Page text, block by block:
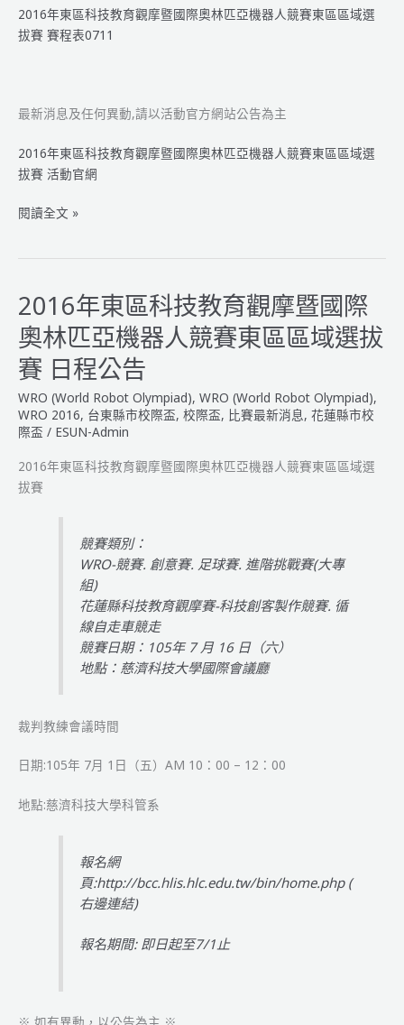
得
獎
公
告
2016年東區科技教育觀摩暨國際奧林匹亞機器人競賽東區區域選
拔賽 賽程表0711
最新消息及任何異動,請以活動官方網站公告為主
2016年東區科技教育觀摩暨國際奧林匹亞機器人競賽東區區域選
拔賽 活動官網
2016
科
技
教
育
觀
摩
暨
國
際
奧
單
賽
表
閱讀全文 »
2016年東區科技教育觀摩暨國際
奧林匹亞機器人競賽東區區域選拔
賽 日程公告
WRO (World Robot Olympiad), WRO (World Robot Olympiad),
WRO 2016, 台東縣市校際盃, 校際盃, 比賽最新消息, 花蓮縣市校
際盃 / ESUN-Admin
2016年東區科技教育觀摩暨國際奧林匹亞機器人競賽東區區域選
拔賽
競賽類別：
WRO-競賽. 創意賽. 足球賽. 進階挑戰賽(大專
組)
花蓮縣科技教育觀摩賽-科技創客製作競賽. 循
線自走車競走
競賽日期：105年 7 月 16 日（六）
地點：慈濟科技大學國際會議廳
裁判教練會議時間
日期:105年 7月 1日（五）AM 10：00 – 12：00
地點:慈濟科技大學科管系
報名網
頁:http://bcc.hlis.hlc.edu.tw/bin/home.php(
右邊連結)
報名期間: 即日起至7/1止